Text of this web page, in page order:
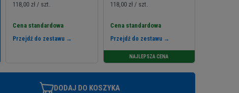
118,00 zł / szt.
Cena standardowa
Przejdź do zestawu →
NAJLEPSZA CENA
118,00 zł / szt.
Cena standardowa
Przejdź do zestawu →
DODAJ DO KOSZYKA